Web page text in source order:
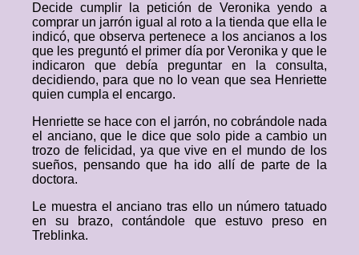
Decide cumplir la petición de Veronika yendo a
comprar un jarrón igual al roto a la tienda que ella le
indicó, que observa pertenece a los ancianos a los
que les preguntó el primer día por Veronika y que le
indicaron que debía preguntar en la consulta,
decidiendo, para que no lo vean que sea Henriette
quien cumpla el encargo.
Henriette se hace con el jarrón, no cobrándole nada
el anciano, que le dice que solo pide a cambio un
trozo de felicidad, ya que vive en el mundo de los
sueños, pensando que ha ido allí de parte de la
doctora.
Le muestra el anciano tras ello un número tatuado
en su brazo, contándole que estuvo preso en
Treblinka.